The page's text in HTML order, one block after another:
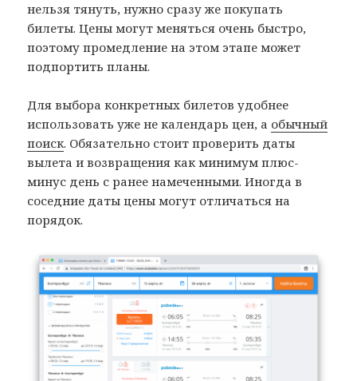
нельзя тянуть, нужно сразу же покупать
билеты. Цены могут меняться очень быстро,
поэтому промедление на этом этапе может
подпортить планы.
Для выбора конкретных билетов удобнее
использовать уже не календарь цен, а обычный
поиск. Обязательно стоит проверить даты
вылета и возвращения как минимум плюс-
минус день с ранее намеченными. Иногда в
соседние даты цены могут отличаться на
порядок.